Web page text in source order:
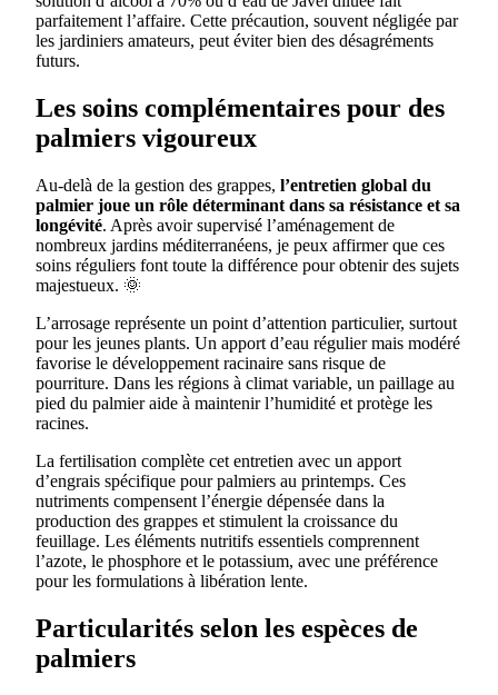
parfaitement l’affaire. Cette précaution, souvent négligée par
les jardiniers amateurs, peut éviter bien des désagréments
futurs.
Les soins complémentaires pour des
palmiers vigoureux
Au-delà de la gestion des grappes, l’entretien global du
palmier joue un rôle déterminant dans sa résistance et sa
longévité. Après avoir supervisé l’aménagement de
nombreux jardins méditerranéens, je peux affirmer que ces
soins réguliers font toute la différence pour obtenir des sujets
majestueux. 🌞
L’arrosage représente un point d’attention particulier, surtout
pour les jeunes plants. Un apport d’eau régulier mais modéré
favorise le développement racinaire sans risque de
pourriture. Dans les régions à climat variable, un paillage au
pied du palmier aide à maintenir l’humidité et protège les
racines.
La fertilisation complète cet entretien avec un apport
d’engrais spécifique pour palmiers au printemps. Ces
nutriments compensent l’énergie dépensée dans la
production des grappes et stimulent la croissance du
feuillage. Les éléments nutritifs essentiels comprennent
l’azote, le phosphore et le potassium, avec une préférence
pour les formulations à libération lente.
Particularités selon les espèces de
palmiers